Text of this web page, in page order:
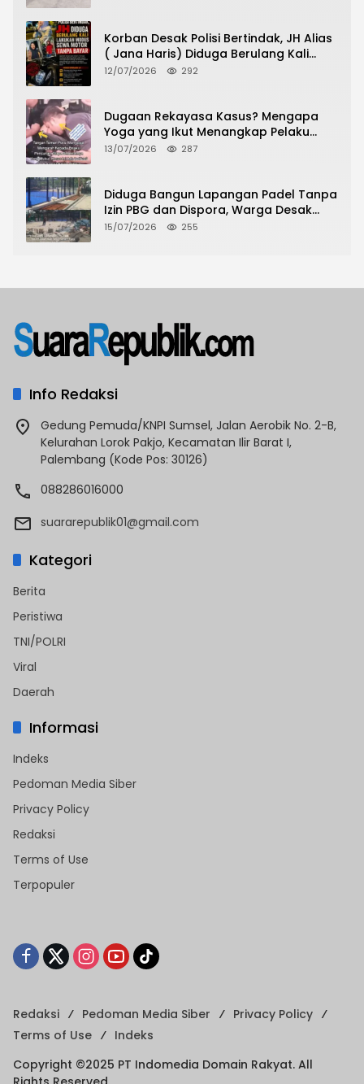
Korban Desak Polisi Bertindak, JH Alias
( Jana Haris) Diduga Berulang Kali
Lakukan Modus Sewa Motor Tanpa
12/07/2026 292
Dugaan Rekayasa Kasus? Mengapa
Yoga yang Ikut Menangkap Pelaku
Pencurian Toko Ponsel di Pancur Batu
13/07/2026 287
Diduga Bangun Lapangan Padel Tanpa
Izin PBG dan Dispora, Warga Desak
CKTRP dan Dispora Jakarta Barat
15/07/2026 255
Info Redaksi
Gedung Pemuda/KNPI Sumsel, Jalan Aerobik No. 2-B,
Kelurahan Lorok Pakjo, Kecamatan Ilir Barat I,
Palembang (Kode Pos: 30126)
088286016000
suararepublik01@gmail.com
Kategori
Berita
Peristiwa
TNI/POLRI
Viral
Daerah
Informasi
Indeks
Pedoman Media Siber
Privacy Policy
Redaksi
Terms of Use
Terpopuler
Redaksi Pedoman Media Siber
Privacy Policy
Terms of Use
Indeks
Copyright ©2025 PT Indomedia Domain Rakyat. All